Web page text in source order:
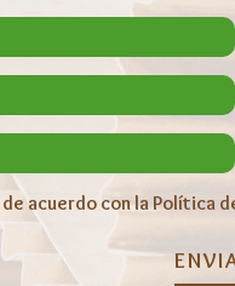
acuerdo con la Política